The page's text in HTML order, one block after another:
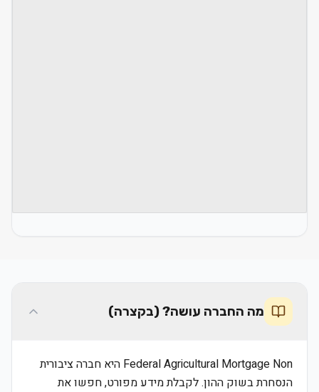
מה החברה עושה? (בקצרה)
Federal Agricultural Mortgage Non היא חברה ציבורית
הנסחרת בשוק ההון. לקבלת מידע מפורט, חפשו את